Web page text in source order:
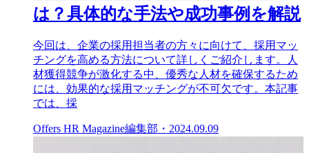
は？具体的な手法や成功事例を解説
今回は、企業の採用担当者の方々に向けて、採用マッ
チングを高める方法について詳しくご紹介します。人
材獲得競争が激化する中、優秀な人材を確保するため
には、効果的な採用マッチングが不可欠です。本記事
では、採
Offers HR Magazine編集部 ・ 2024.09.09